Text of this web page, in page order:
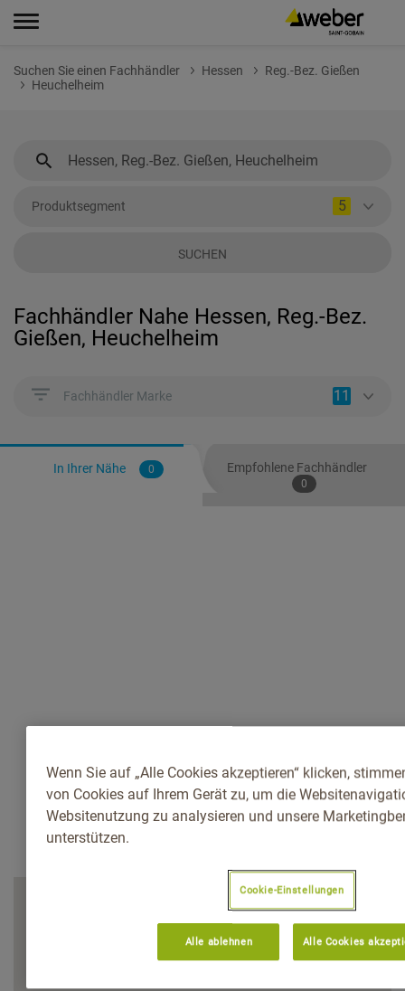
Suchen Sie einen Fachhändler Hessen
Reg.-Bez. Gießen
Heuchelheim
Produktsegment 5
SUCHEN
Fachhändler Nahe Hessen, Reg.-Bez.
Gießen, Heuchelheim
Fachhändler Marke 11
In Ihrer Nähe 0 Empfohlene Fachhändler
0
Wenn Sie auf „Alle Cookies akzeptieren“ klicken,
von Cookies auf Ihrem Gerät zu, um die
Websitenutzung zu analysieren und unsere
unterstützen.
Cookie-Einstellungen
Alle ablehnen Alle Cookies